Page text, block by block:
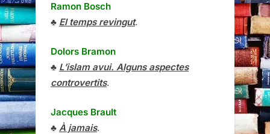
Ramon Bosch
♣ El temps revingut.
Dolors Bramon
♣ L’islam avui. Alguns aspectes
controvertits.
Jacques Brault
♣ À jamais.